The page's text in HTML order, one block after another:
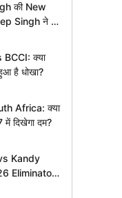
की New
Singh ने दी
क्या
है धोखा?
Africa: क्या
दिखेगा दम?
Kandy
Eliminator